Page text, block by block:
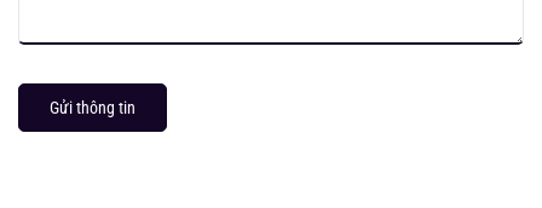
Gửi thông tin